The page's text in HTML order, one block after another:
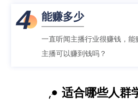
4 能赚多少
一直听闻主播行业很赚钱，
主播可以赚到钱吗？
适合哪些人群